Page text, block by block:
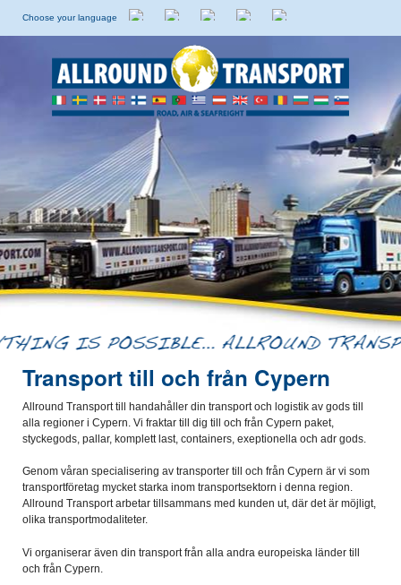
Choose your language
HolländskaEngelskaItalienskaSpanskaSvenska
Transport till och från Cypern
Allround Transport till handahåller din transport och logistik av gods till
alla regioner i Cypern. Vi fraktar till dig till och från Cypern paket,
styckegods, pallar, komplett last, containers, exeptionella och adr gods.
Genom våran specialisering av transporter till och från Cypern är vi som
transportföretag mycket starka inom transportsektorn i denna region.
Allround Transport arbetar tillsammans med kunden ut, där det är möjligt,
olika transportmodaliteter.
Vi organiserar även din transport från alla andra europeiska länder till
och från Cypern.